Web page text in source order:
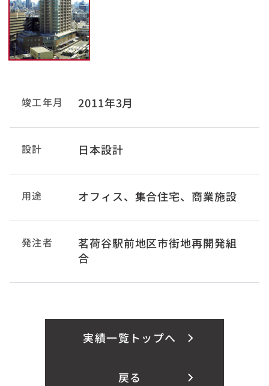
竣工年月 2011年3月
設計 日本設計
用途 オフィス、集合住宅、商業施設
発注者
茗荷谷駅前地区市街地再開発組
合
実績一覧トップへ
戻る